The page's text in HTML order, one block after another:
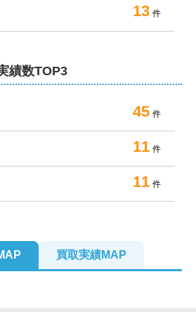
ーが建物の状況を
ブルを防げる
ン相談にも対応
談できる
最優先します
しながら進めます
却を目指せます
売主の責任が重くなり
要になりました。
13 件
績数TOP3
45 件
11 件
11 件
買取実績MAP